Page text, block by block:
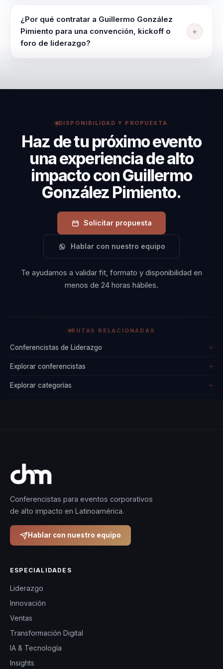
intensidad según la audiencia, el objetivo y el
momento del evento. La sesión puede orientarse a
profesionales de marketing, reclutadores, líderes
¿Por qué contratar a Guillermo González
Pimiento para una convención, kickoff o
foro de liderazgo?
necesita unir transformacion digital, reputacion y
DISPONIBILIDAD Y PROPUESTA
Haz de tu próximo evento
una experiencia de alto
impacto con Guillermo
González Pimiento.
Solicitar propuesta
Hablar con nuestro equipo
Te ayudamos a validar fit, formato y disponibilidad en
menos de 24 horas hábiles.
RUTAS RELACIONADAS
Conferencistas de Liderazgo →
Explorar conferencistas →
Explorar categorías →
Conferencistas para eventos corporativos
de alto impacto en Latinoamérica.
Hablar con nuestro equipo
ESPECIALIDADES
Liderazgo
Innovación
Ventas
Transformación Digital
IA & Tecnología
Insights